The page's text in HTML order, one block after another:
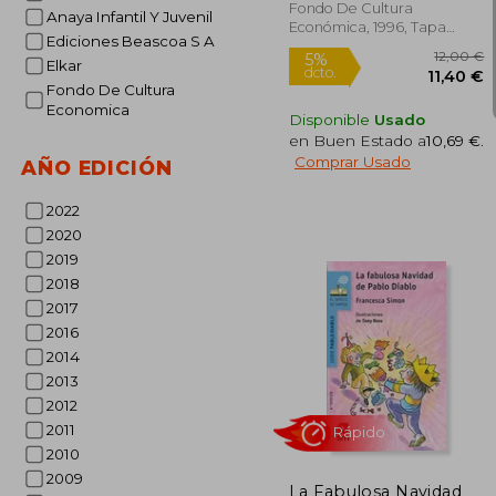
Anaya Infantil Y Juvenil
Ediciones Beascoa S A
Elkar
Fondo De Cultura
Economica
AÑO EDICIÓN
2022
2020
2019
2018
2017
2016
2014
2013
2012
2011
2010
2009
Fondo De Cultura
Económica, 1996, Tapa
Dura, Nuevo
5%
dcto.
Disponible Usado
en Buen Estado a10,69 €
Comprar Usado
La Fabulosa Navidad